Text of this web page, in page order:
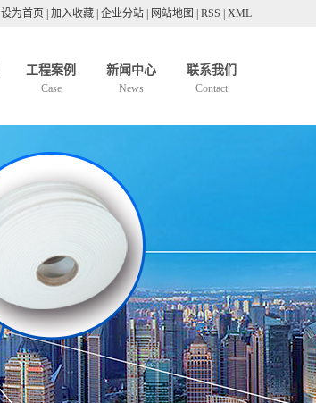
设为首页 加入收藏 企业分站 网站地图 RSS XML
工程案例
Case
新闻中心
News
联系我们
Contact